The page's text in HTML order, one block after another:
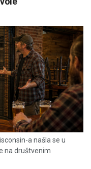
a našla se u
na društvenim